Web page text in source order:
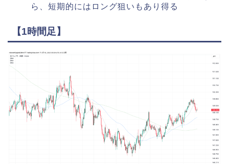
ら、短期的にはロング狙いもあり得る
【1時間足】